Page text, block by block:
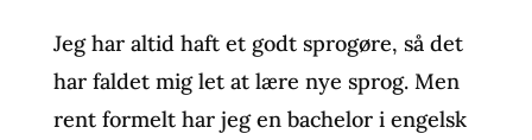
Jeg har altid haft et godt sprogøre, så det
har faldet mig let at lære nye sprog. Men
rent formelt har jeg en bachelor i engelsk